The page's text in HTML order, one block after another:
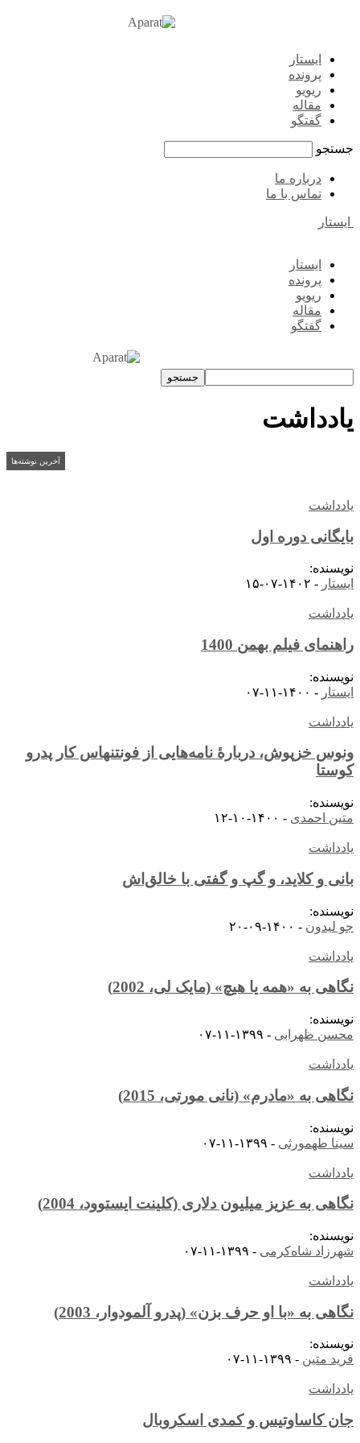
ایستار
پرونده
ریویو
مقاله
گفتگو
جستجو
درباره ما
تماس با ما
ایستار
ایستار
پرونده
ریویو
مقاله
گفتگو
یادداشت
آخرین نوشته‌ها
یادداشت
بایگانی دوره اول
نویسنده:
ایستار - ۱۴۰۲-۰۷-۱۵
یادداشت
راهنمای فیلم بهمن 1400
نویسنده:
ایستار - ۱۴۰۰-۱۱-۰۷
یادداشت
ونوس خزپوش، دربارۀ نامه‌هایی از فونتنهاس کار پدرو
کوستا
نویسنده:
متین احمدی - ۱۴۰۰-۱۰-۱۲
یادداشت
بانی و کلاید، و گپ و گفتی با خالق‌اش
نویسنده:
جو لیدون - ۱۴۰۰-۰۹-۲۰
یادداشت
نگاهی به «همه یا هیچ» (مایک لی، 2002)
نویسنده:
محسن ظهرابی - ۱۳۹۹-۱۱-۰۷
یادداشت
نگاهی به «مادرم» (نانی مورتی، 2015)
نویسنده:
سینا طهمورثی - ۱۳۹۹-۱۱-۰۷
یادداشت
نگاهی به عزیز میلیون دلاری (کلینت ایستوود، 2004)
نویسنده:
شهرزاد شاه‌کرمی - ۱۳۹۹-۱۱-۰۷
یادداشت
نگاهی به «با او حرف بزن» (پدرو آلمودوار، 2003)
نویسنده:
فرید متین - ۱۳۹۹-۱۱-۰۷
یادداشت
جان کاساوتیس و کمدی اسکروبال